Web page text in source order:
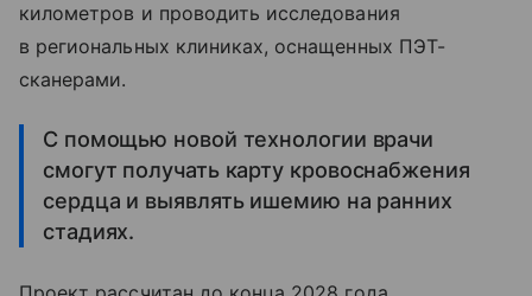
километров и проводить исследования
в региональных клиниках, оснащенных ПЭТ-
сканерами.
С помощью новой технологии врачи
смогут получать карту кровоснабжения
сердца и выявлять ишемию на ранних
стадиях.